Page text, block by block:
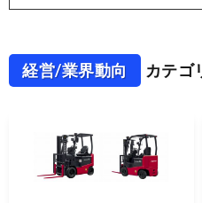
経営/業界動向 カテゴ